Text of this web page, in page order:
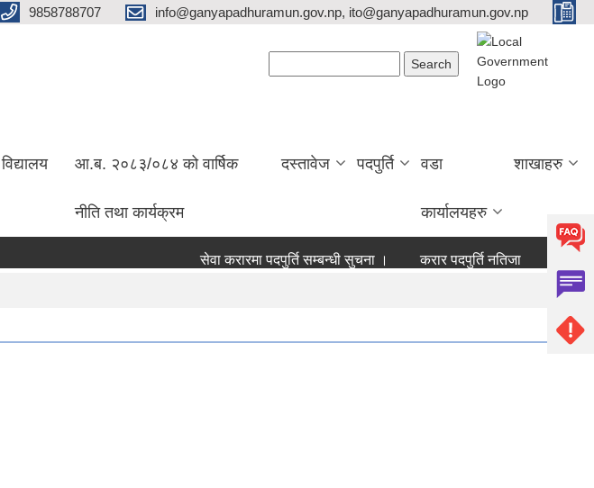
9858788707 info@ganyapadhuramun.gov.np, ito@ganyapadhuramun.gov.np
विद्यालय आ.ब. २०८३/०८४ को वार्षिक
नीति तथा कार्यक्रम
दस्तावेज पदपुर्ति वडा
कार्यालयहरु
शाखाहरु
सेवा करारमा पदपुर्ति सम्बन्धी सुचना । करार पदपुर्ति नतिजा